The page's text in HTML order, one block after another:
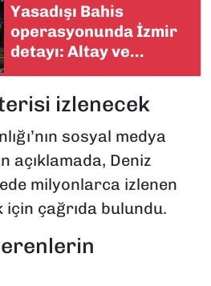
Yasadışı Bahis
operasyonunda İzmir
detayı: Altay ve
izlenecek
sosyal medya
açıklamada, Deniz
milyonlarca izlenen
çağrıda bulundu.